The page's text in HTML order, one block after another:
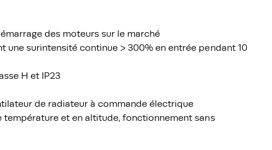
des moteurs sur le marché
surintensité continue > 300% en entrée pendant 10
H et IP23
de radiateur à commande électrique
et en altitude, fonctionnement sans